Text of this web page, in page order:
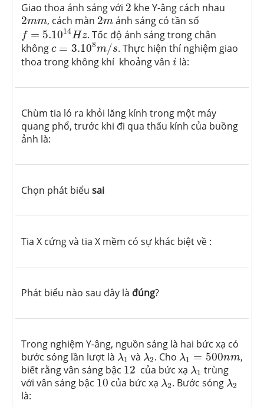
Giao thoa ánh sáng với 2
2 khe Y-âng cách nhau
2mm
2mm, cách màn 2m
2mánh sáng có tần số
f = 5.1014Hz
f=5.1014Hz . Tốc độ ánh sáng trong chân
không c = 3.108m/s
c= 3.108m/s . Thực hiện thí nghiệm giao
thoa trong không khí khoảng vân i
i là:
Chùm tia ló ra khỏi lăng kính trong một máy
quang phổ, trước khi đi qua thấu kính của buồng
ảnh là:
Chọn phát biểu sai
Tia X cứng và tia X mềm có sự khác biệt về :
Phát biểu nào sau đây là đúng?
Trong nghiệm Y-âng, nguồn sáng là hai bức xạ có
bước sóng lần lượt là λ1
λ1và λ2
λ2. Cho λ1 = 500nm
λ1=500nm ,
biết rằng vân sáng bậc 12
12 của bức xạ λ1
λ
trùng
với vân sáng bậc 10
10của bức xạ λ2
λ2. Bước sóng λ2
λ
là: